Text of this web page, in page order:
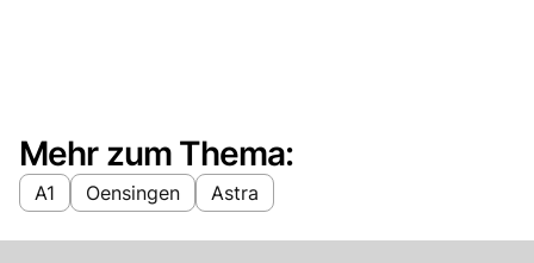
Mehr zum Thema:
A1 Oensingen Astra